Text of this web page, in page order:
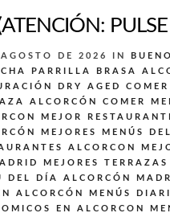
DE 2026 IN
PARRILLA BRASA
DRY AGED
ALCORCÓN
COMER
MEJOR
MEJORES MENÚS
ALCORCON
MEJORES
DEL DÍA ALCORCÓN
ALCORCÓN
MENÚS
EN ALCORCON